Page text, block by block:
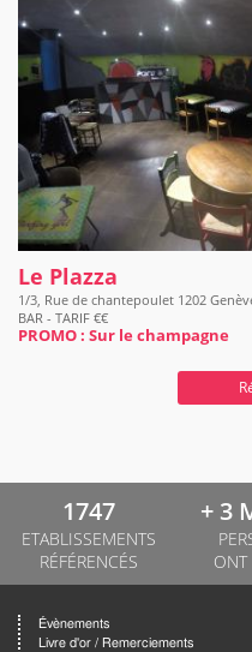
Le Plazza
1/3, Rue de chantepoulet 1202
BAR - TARIF €€
PROMO : Sur le champagne
1747
ETABLISSEMENTS
RÉFÉRENCÉS
+ 3
ONT
Évènements
Livre d'or / Remerciements